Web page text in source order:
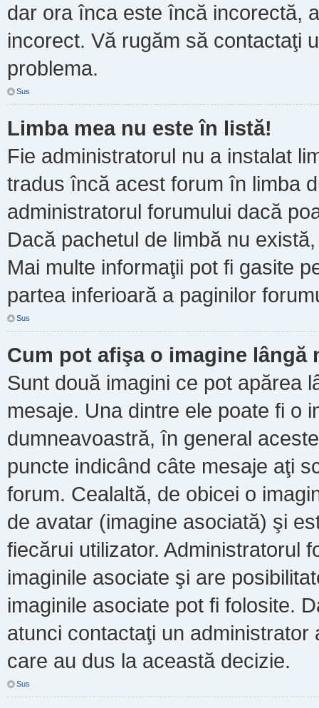
dar ora înca este încă incorectă,
incorect. Vă rugăm să contactaţi
problema.
Sus
Limba mea nu este în listă!
Fie administratorul nu a instalat
tradus încă acest forum în limba
administratorul forumului dacă
Dacă pachetul de limbă nu
Mai multe informaţii pot fi gasite
partea inferioară a paginilor
Sus
Cum pot afişa o imagine lângă
Sunt două imagini ce pot apărea
mesaje. Una dintre ele poate fi o
dumneavoastră, în general
puncte indicând câte mesaje aţi
forum. Cealaltă, de obicei o
de avatar (imagine asociată) şi
fiecărui utilizator. Administratorul
imaginile asociate şi are
imaginile asociate pot fi folosite.
atunci contactaţi un
care au dus la această decizie.
Sus